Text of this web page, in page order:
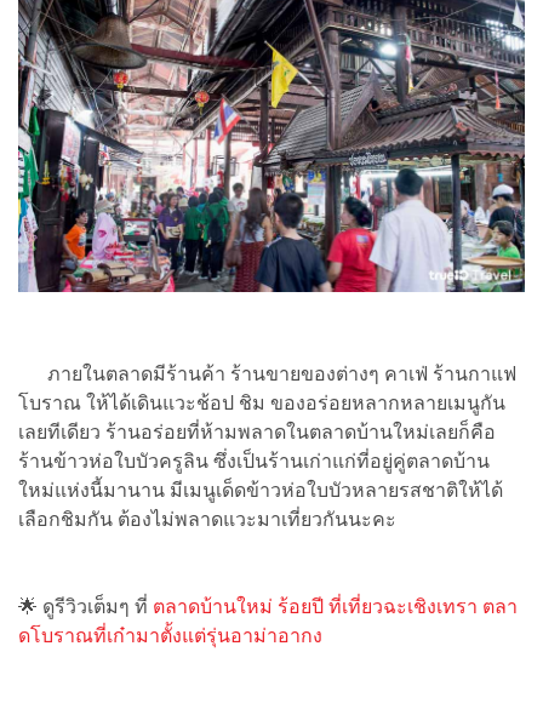
ภายในตลาดมีร้านค้า ร้านขายของต่างๆ คาเฟ่ ร้านกาแฟ
โบราณ ให้ได้เดินแวะช้อป ชิม ของอร่อยหลากหลายเมนูกัน
เลยทีเดียว ร้านอร่อยที่ห้ามพลาดในตลาดบ้านใหม่เลยก็คือ
ร้านข้าวห่อใบบัวครูลิน ซึ่งเป็นร้านเก่าแก่ที่อยู่คู่ตลาดบ้าน
ใหม่แห่งนี้มานาน มีเมนูเด็ดข้าวห่อใบบัวหลายรสชาติให้ได้
เลือกชิมกัน ต้องไม่พลาดแวะมาเที่ยวกันนะคะ
🌟 ดูรีวิวเต็มๆ ที่ ตลาดบ้านใหม่ ร้อยปี ที่เที่ยวฉะเชิงเทรา ตลา
ดโบราณที่เก๋ามาตั้งแต่รุ่นอาม่าอากง